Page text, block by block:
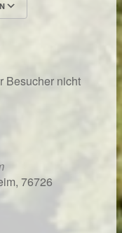
Google
Besucher nicht
76726